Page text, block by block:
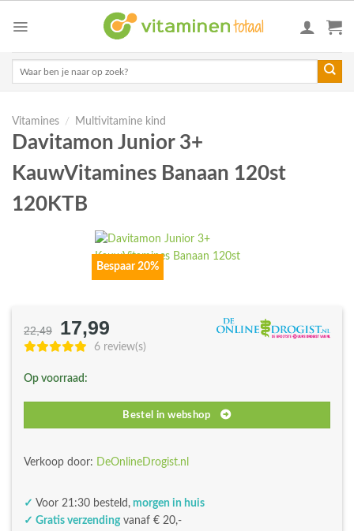
Vitamines / Multivitamine kind
Davitamon Junior 3+
KauwVitamines Banaan 120st
120KTB
Bespaar 20%
22,49
Oorspronkelijke
prijs
€22,49.
17,99
prijs
6 review(s)
Op voorraad:
Bestel in webshop
Verkoop door: DeOnlineDrogist.nl
✓ Voor 21:30 besteld, morgen in huis
✓ Gratis verzendingvanaf € 20,-